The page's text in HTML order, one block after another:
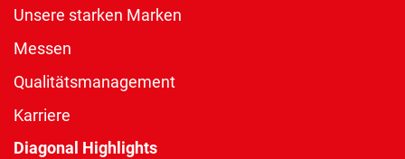
Unsere starken Marken
Messen
Qualitätsmanagement
Karriere
Diagonal Highlights